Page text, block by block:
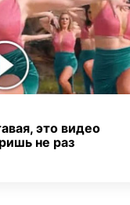
это видео
не раз